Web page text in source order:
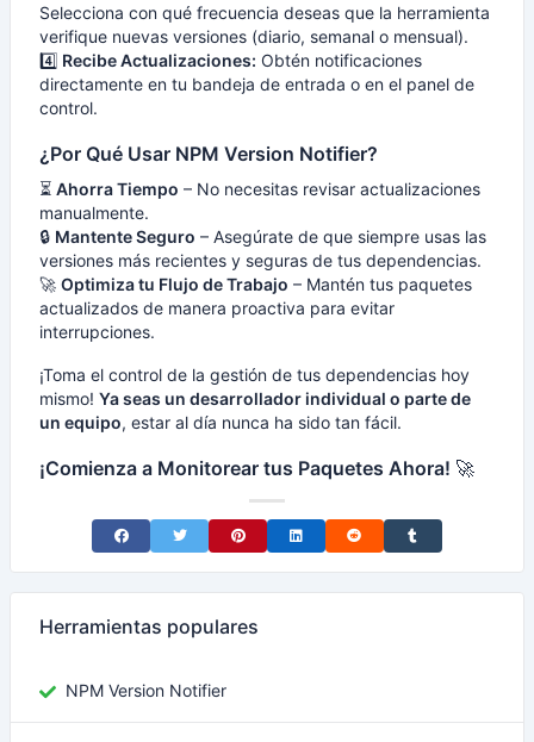
Selecciona con qué frecuencia deseas que la herramienta
verifique nuevas versiones (diario, semanal o mensual).
4️⃣ Recibe Actualizaciones: Obtén notificaciones
directamente en tu bandeja de entrada o en el panel de
control.
¿Por Qué Usar NPM Version Notifier?
⏳ Ahorra Tiempo – No necesitas revisar actualizaciones
manualmente.
🔒 Mantente Seguro – Asegúrate de que siempre usas las
versiones más recientes y seguras de tus dependencias.
🚀 Optimiza tu Flujo de Trabajo – Mantén tus paquetes
actualizados de manera proactiva para evitar
interrupciones.
¡Toma el control de la gestión de tus dependencias hoy
mismo! Ya seas un desarrollador individual o parte de
un equipo, estar al día nunca ha sido tan fácil.
¡Comienza a Monitorear tus Paquetes Ahora! 🚀
Share on Facebook
Share on TwitterShare on Pinterest
Share on LinkedIn
Share on RedditShare on Tumblr
Herramientas populares
NPM Version Notifier